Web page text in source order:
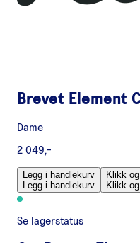
Brevet Element
Dame
2 049,-
Legg i handlekurv
Legg i handlekurv
Klikk
Klikk
Se lagerstatus